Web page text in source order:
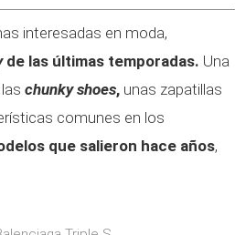
interesadas en moda,
de las últimas temporadas. Una
chunky shoes, unas zapatillas
comunes en los
que salieron hace años,